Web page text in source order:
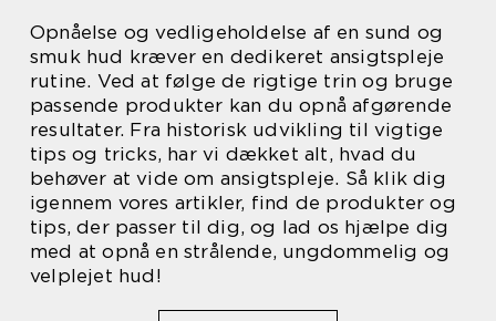
Opnåelse og vedligeholdelse af en sund og
smuk hud kræver en dedikeret ansigtspleje
rutine. Ved at følge de rigtige trin og bruge
passende produkter kan du opnå afgørende
resultater. Fra historisk udvikling til vigtige
tips og tricks, har vi dækket alt, hvad du
behøver at vide om ansigtspleje. Så klik dig
igennem vores artikler, find de produkter og
tips, der passer til dig, og lad os hjælpe dig
med at opnå en strålende, ungdommelig og
velplejet hud!